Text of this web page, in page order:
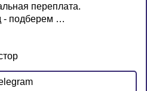
переплата.
- подберем …